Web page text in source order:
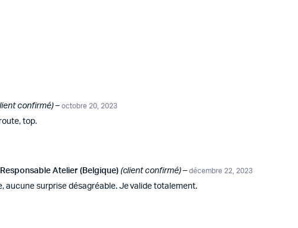
confirmé) – octobre 20, 2023
top.
Atelier (Belgique) (client confirmé) – décembre 22, 2023
aucune surprise désagréable. Je valide totalement.